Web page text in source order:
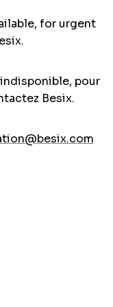
for urgent
pour
Besix.